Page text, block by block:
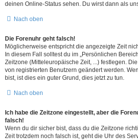
deinen Online-Status sehen. Du wirst dann als
Nach oben
Die Forenuhr geht falsch!
Möglicherweise entspricht die angezeigte Zeit
In diesem Fall solltest du im „Persönlichen
Zeitzone (Mitteleuropäische Zeit, ...) festlegen.
von registrierten Benutzern geändert werden.
bist, ist dies ein guter Grund, dies jetzt zu tun.
Nach oben
Ich habe die Zeitzone eingestellt, aber die
falsch!
Wenn du dir sicher bist, dass du die Zeitzone
Zeit trotzdem noch falsch ist, geht die Uhr des